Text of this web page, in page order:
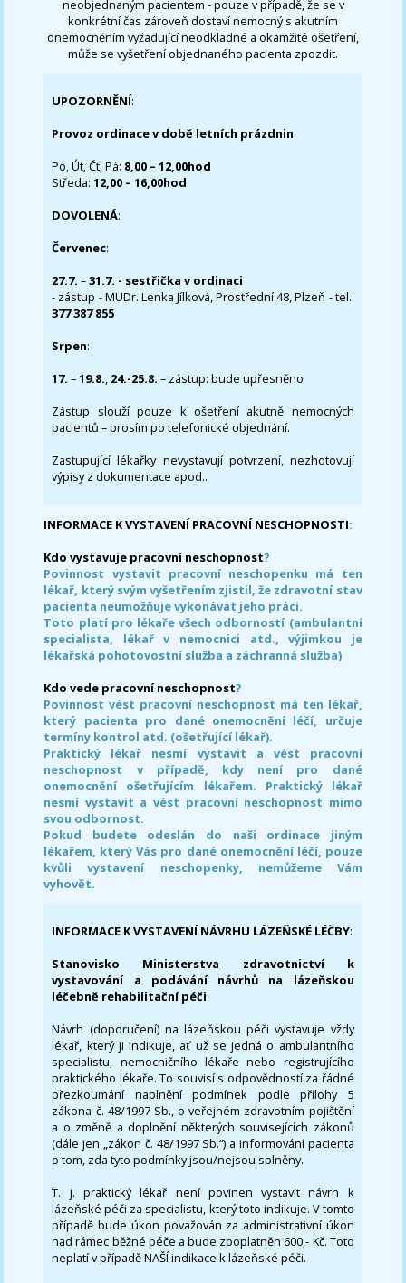
neobjednaným pacientem - pouze v případě, že se v
konkrétní čas zároveň dostaví nemocný s akutním
onemocněním vyžadující neodkladné a okamžité ošetření,
může se vyšetření objednaného pacienta zpozdit.
UPOZORNĚNÍ:
Provoz ordinace v době letních prázdnin:
Po, Út, Čt, Pá: 8,00 – 12,00hod
Středa:12,00 – 16,00hod
DOVOLENÁ:
Červenec:
27.7.–31.7. - sestřička v ordinaci
- zástup - MUDr. Lenka Jílková, Prostřední 48, Plzeň - tel.:
377 387 855
Srpen:
17. –19.8., 24.-25.8. – zástup: bude upřesněno
Zástup slouží pouze k ošetření akutně nemocných
pacientů – prosím po telefonické objednání.
Zastupující lékařky nevystavují potvrzení, nezhotovují
výpisy z dokumentace apod..
INFORMACE K VYSTAVENÍ PRACOVNÍ NESCHOPNOSTI:
Kdo vystavuje pracovní neschopnost?
Povinnost vystavit pracovní neschopenku má ten
lékař, který svým vyšetřením zjistil, že zdravotní stav
pacienta neumožňuje vykonávat jeho práci.
Toto platí pro lékaře všech odborností (ambulantní
specialista, lékař v nemocnici atd., výjimkou je
lékařská pohotovostní služba a záchranná služba)
Kdo vede pracovní neschopnost?
Povinnost vést pracovní neschopnost má ten lékař,
který pacienta pro dané onemocnění léčí, určuje
termíny kontrol atd. (ošetřující lékař).
Praktický lékař nesmí vystavit a vést pracovní
neschopnost v případě, kdy není pro dané
onemocnění ošetřujícím lékařem. Praktický lékař
nesmí vystavit a vést pracovní neschopnost mimo
svou odbornost.
Pokud budete odeslán do naši ordinace jiným
lékařem, který Vás pro dané onemocnění léčí, pouze
kvůli vystavení neschopenky, nemůžeme Vám
vyhovět.
INFORMACE K VYSTAVENÍ NÁVRHU LÁZEŇSKÉ LÉČBY:
Stanovisko Ministerstva zdravotnictví k
vystavování a podávání návrhů na lázeňskou
léčebně rehabilitační péči:
Návrh (doporučení) na lázeňskou péči vystavuje vždy
lékař, který ji indikuje, ať už se jedná o ambulantního
specialistu, nemocničního lékaře nebo registrujícího
praktického lékaře. To souvisí s odpovědností za řádné
přezkoumání naplnění podmínek podle přílohy 5
zákona č. 48/1997 Sb., o veřejném zdravotním pojištění
a o změně a doplnění některých souvisejících zákonů
(dále jen „zákon č. 48/1997 Sb.“) a informování pacienta
o tom, zda tyto podmínky jsou/nejsou splněny.
T. j. praktický lékař není povinen vystavit návrh k
lázeňské péči za specialistu, který toto indikuje. V tomto
případě bude úkon považován za administrativní úkon
nad rámec běžné péče a bude zpoplatněn 600,- Kč. Toto
neplatí v případě NAŠÍ indikace k lázeňské péči.